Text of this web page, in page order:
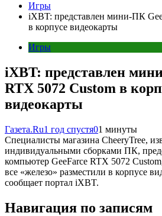
Игры
iXBT: представлен мини-ПК
в корпусе видеокарты
Игры
iXBT: представлен
RTX 5072 Custom в
видеокарты
Газета.Ru1 год спустя01 минуты
Специалисты магазина CheeryTree,
индивидуальными сборками ПК,
компьютер GeeFarce RTX 5072
все «железо» разместили в корпусе
сообщает портал iXBT.
Навигация по записям